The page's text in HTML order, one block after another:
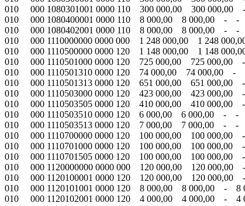
010 000 1080301001 0000 110 300 000,00 300
010 000 1080400001 0000 110 8 000,00 8 000,00
010 000 1080402001 0000 110 8 000,00 8 000,00
010 000 1110000000 0000 000 1 248 000,00 1 248
010 000 1110500000 0000 120 1 148 000,00 1 148
010 000 1110501000 0000 120 725 000,00 725
010 000 1110501310 0000 120 74 000,00 74
010 000 1110501313 0000 120 651 000,00 651
010 000 1110503000 0000 120 423 000,00 423
010 000 1110503505 0000 120 410 000,00 410
010 000 1110503510 0000 120 6 000,00 6
010 000 1110503513 0000 120 7 000,00 7 000,00 -
010 000 1110700000 0000 120 100 000,00 100
010 000 1110701000 0000 120 100 000,00 100
010 000 1110701505 0000 120 100 000,00 100
010 000 1120000000 0000 000 120 000,00 120
010 000 1120100001 0000 120 120 000,00 120
010 000 1120101001 0000 120 8 000,00 8 000,00
010 000 1120102001 0000 120 4 000,00 4 000,00